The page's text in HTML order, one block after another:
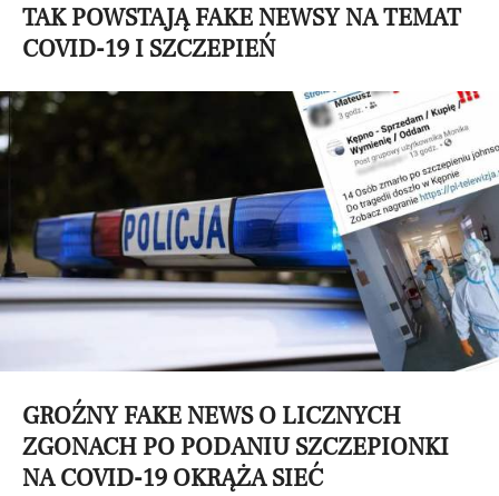
TAK POWSTAJĄ FAKE NEWSY NA TEMAT
COVID-19 I SZCZEPIEŃ
GROŹNY FAKE NEWS O LICZNYCH
ZGONACH PO PODANIU SZCZEPIONKI
NA COVID-19 OKRĄŻA SIEĆ